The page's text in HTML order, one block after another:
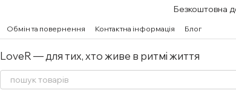
Безкоштовна
Обмін та повернення Контактна інформація Блог
LoveR — для тих, хто живе в ритмі життя